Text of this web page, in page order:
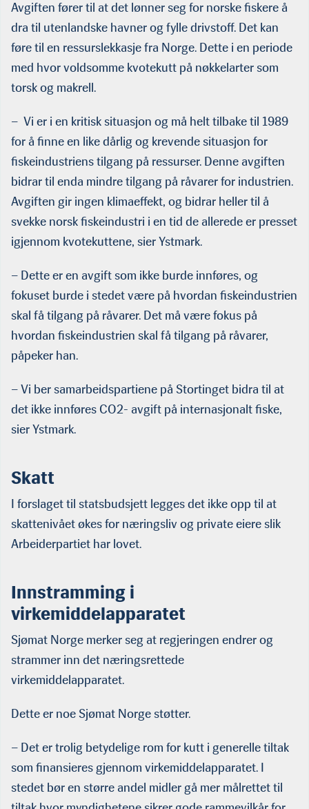
Avgiften fører til at det lønner seg for norske fiskere å
dra til utenlandske havner og fylle drivstoff. Det kan
føre til en ressurslekkasje fra Norge. Dette i en periode
med hvor voldsomme kvotekutt på nøkkelarter som
torsk og makrell.
– Vi er i en kritisk situasjon og må helt tilbake til 1989
for å finne en like dårlig og krevende situasjon for
fiskeindustriens tilgang på ressurser. Denne avgiften
bidrar til enda mindre tilgang på råvarer for industrien.
Avgiften gir ingen klimaeffekt, og bidrar heller til å
svekke norsk fiskeindustri i en tid de allerede er presset
igjennom kvotekuttene, sier Ystmark.
– Dette er en avgift som ikke burde innføres, og
fokuset burde i stedet være på hvordan fiskeindustrien
skal få tilgang på råvarer. Det må være fokus på
hvordan fiskeindustrien skal få tilgang på råvarer,
påpeker han.
– Vi ber samarbeidspartiene på Stortinget bidra til at
det ikke innføres CO2- avgift på internasjonalt fiske,
sier Ystmark.
Skatt
I forslaget til statsbudsjett legges det ikke opp til at
skattenivået økes for næringsliv og private eiere slik
Arbeiderpartiet har lovet.
Innstramming i
virkemiddelapparatet
Sjømat Norge merker seg at regjeringen endrer og
strammer inn det næringsrettede
virkemiddelapparatet.
Dette er noe Sjømat Norge støtter.
– Det er trolig betydelige rom for kutt i generelle tiltak
som finansieres gjennom virkemiddelapparatet. I
stedet bør en større andel midler gå mer målrettet til